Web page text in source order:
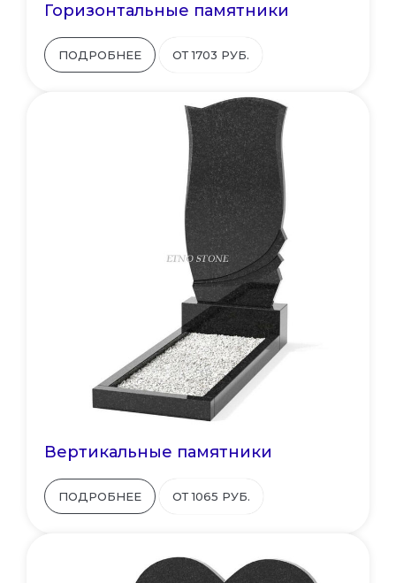
Горизонтальные памятники
ПОДРОБНЕЕ ОТ 1703 РУБ.
Вертикальные памятники
ПОДРОБНЕЕ ОТ 1065 РУБ.